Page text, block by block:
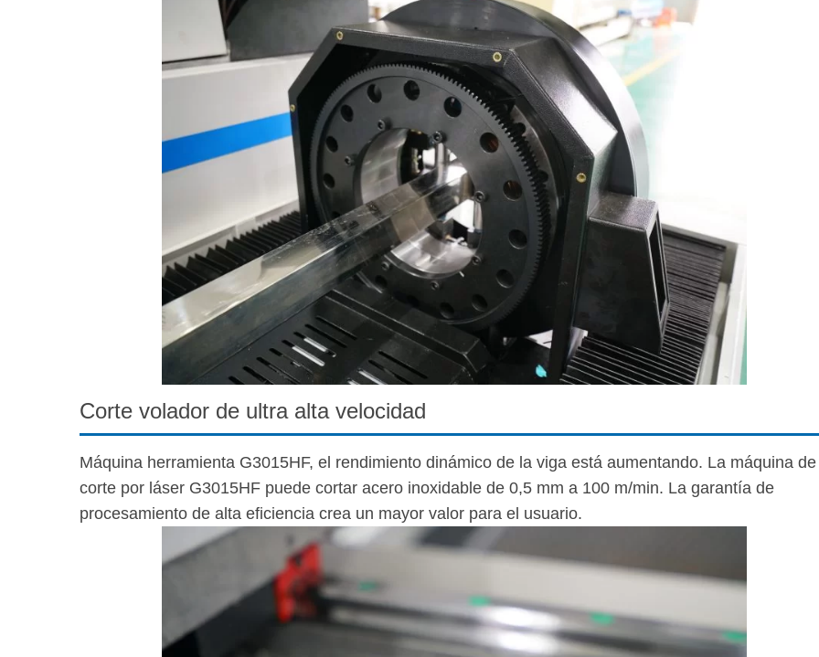
Corte volador de ultra alta velocidad
Máquina herramienta G3015HF, el rendimiento dinámico de la viga está aumentando. La máquina de
corte por láser G3015HF puede cortar acero inoxidable de 0,5 mm a 100 m/min. La garantía de
procesamiento de alta eficiencia crea un mayor valor para el usuario.